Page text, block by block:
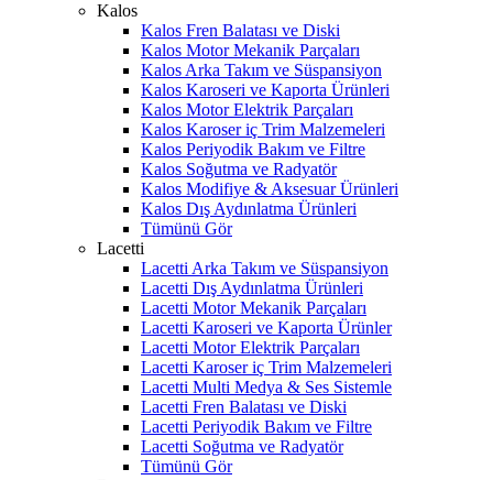
Kalos
Kalos Fren Balatası ve Diski
Kalos Motor Mekanik Parçaları
Kalos Arka Takım ve Süspansiyon
Kalos Karoseri ve Kaporta Ürünleri
Kalos Motor Elektrik Parçaları
Kalos Karoser iç Trim Malzemeleri
Kalos Periyodik Bakım ve Filtre
Kalos Soğutma ve Radyatör
Kalos Modifiye & Aksesuar Ürünleri
Kalos Dış Aydınlatma Ürünleri
Tümünü Gör
Lacetti
Lacetti Arka Takım ve Süspansiyon
Lacetti Dış Aydınlatma Ürünleri
Lacetti Motor Mekanik Parçaları
Lacetti Karoseri ve Kaporta Ürünler
Lacetti Motor Elektrik Parçaları
Lacetti Karoser iç Trim Malzemeleri
Lacetti Multi Medya & Ses Sistemle
Lacetti Fren Balatası ve Diski
Lacetti Periyodik Bakım ve Filtre
Lacetti Soğutma ve Radyatör
Tümünü Gör